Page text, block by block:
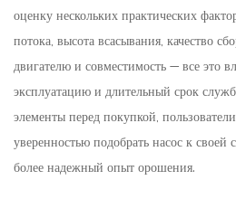
оценку нескольких практических
потока, высота всасывания, качество
двигателю и совместимость — все это
эксплуатацию и длительный срок
элементы перед покупкой,
уверенностью подобрать насос к своей
более надежный опыт орошения.